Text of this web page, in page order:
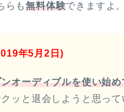
らも無料体験できますよ
年5月2日)
オーディブルを使い始
クッと退会しようと思っ